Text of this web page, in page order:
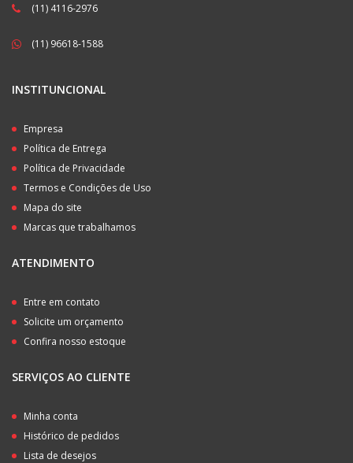
(11) 4116-2976
(11) 96618-1588
INSTITUNCIONAL
Empresa
Política de Entrega
Política de Privacidade
Termos e Condições de Uso
Mapa do site
Marcas que trabalhamos
ATENDIMENTO
Entre em contato
Solicite um orçamento
Confira nosso estoque
SERVIÇOS AO CLIENTE
Minha conta
Histórico de pedidos
Lista de desejos